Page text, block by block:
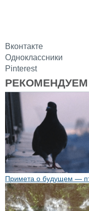
Вконтакте
Одноклассники
Pinterest
Примета о будущем —